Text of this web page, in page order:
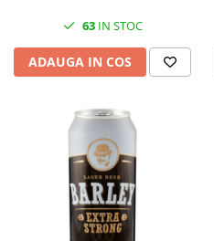
63IN STOC
ADAUGA IN COS